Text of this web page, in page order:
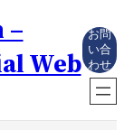
–
Web
お問
い合
わせ